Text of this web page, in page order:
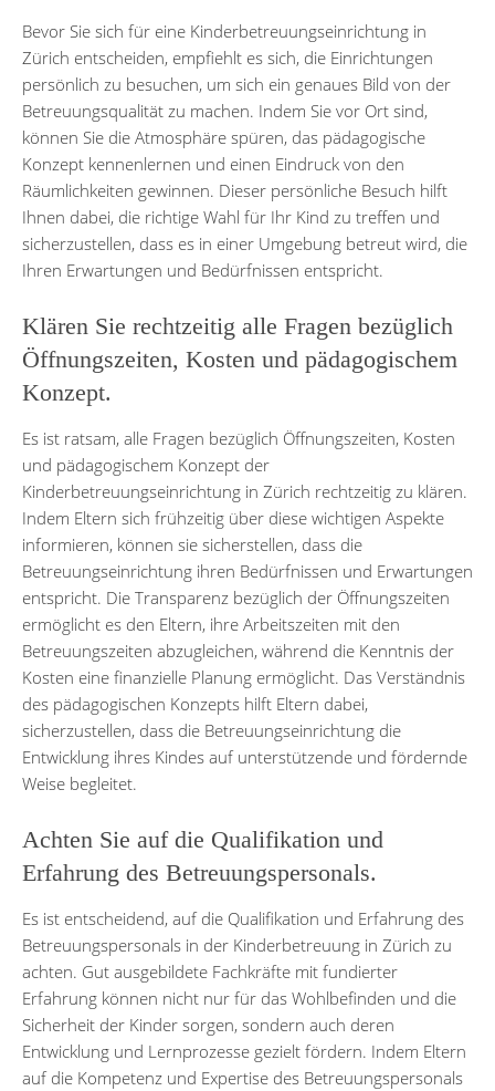
Bevor Sie sich für eine Kinderbetreuungseinrichtung in
Zürich entscheiden, empfiehlt es sich, die Einrichtungen
persönlich zu besuchen, um sich ein genaues Bild von der
Betreuungsqualität zu machen. Indem Sie vor Ort sind,
können Sie die Atmosphäre spüren, das pädagogische
Konzept kennenlernen und einen Eindruck von den
Räumlichkeiten gewinnen. Dieser persönliche Besuch hilft
Ihnen dabei, die richtige Wahl für Ihr Kind zu treffen und
sicherzustellen, dass es in einer Umgebung betreut wird, die
Ihren Erwartungen und Bedürfnissen entspricht.
Klären Sie rechtzeitig alle Fragen bezüglich
Öffnungszeiten, Kosten und pädagogischem
Konzept.
Es ist ratsam, alle Fragen bezüglich Öffnungszeiten, Kosten
und pädagogischem Konzept der
Kinderbetreuungseinrichtung in Zürich rechtzeitig zu klären.
Indem Eltern sich frühzeitig über diese wichtigen Aspekte
informieren, können sie sicherstellen, dass die
Betreuungseinrichtung ihren Bedürfnissen und Erwartungen
entspricht. Die Transparenz bezüglich der Öffnungszeiten
ermöglicht es den Eltern, ihre Arbeitszeiten mit den
Betreuungszeiten abzugleichen, während die Kenntnis der
Kosten eine finanzielle Planung ermöglicht. Das Verständnis
des pädagogischen Konzepts hilft Eltern dabei,
sicherzustellen, dass die Betreuungseinrichtung die
Entwicklung ihres Kindes auf unterstützende und fördernde
Weise begleitet.
Achten Sie auf die Qualifikation und
Erfahrung des Betreuungspersonals.
Es ist entscheidend, auf die Qualifikation und Erfahrung des
Betreuungspersonals in der Kinderbetreuung in Zürich zu
achten. Gut ausgebildete Fachkräfte mit fundierter
Erfahrung können nicht nur für das Wohlbefinden und die
Sicherheit der Kinder sorgen, sondern auch deren
Entwicklung und Lernprozesse gezielt fördern. Indem Eltern
auf die Kompetenz und Expertise des Betreuungspersonals